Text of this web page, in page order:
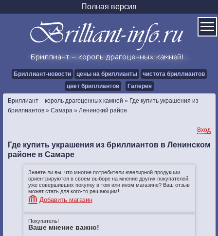
Полная версия
Бриллиант-новости цены на бриллианты
чистота бриллиантов
цвет бриллиантов
Галерея
Бриллиант – король драгоценных камней » Где купить украшения из
бриллиантов » Самара » Ленинский район
Вход
Где купить украшения из бриллиантов в Ленинском
районе в Самаре
Знаете ли вы, что многие потребители ювелирной продукции
ориентрируются в своем выборе на мнение других покупателей,
уже совершивших покупку в том или ином магазине? Ваш отзыв
может стать для кого-то решающим!
Добавить магазин
Покупатель!
Ваше мнение важно!